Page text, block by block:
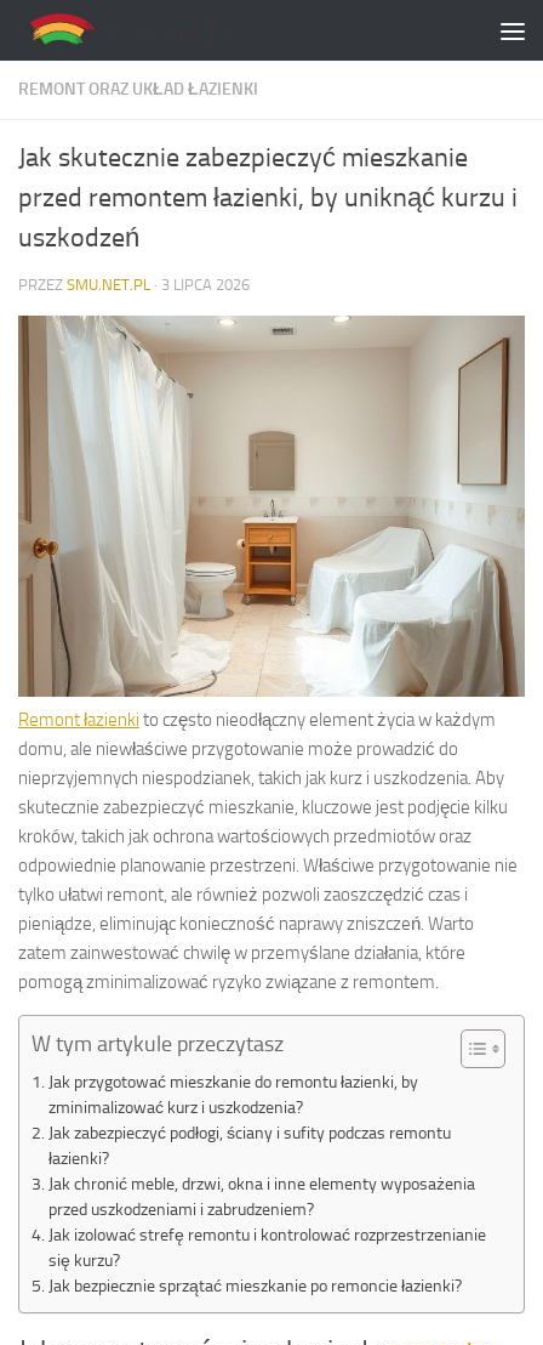
Skip to content
REMONT ORAZ UKŁAD ŁAZIENKI
Jak skutecznie zabezpieczyć mieszkanie
przed remontem łazienki, by uniknąć kurzu i
uszkodzeń
PRZEZ SMU.NET.PL · 3 LIPCA 2026
Remont łazienki to często nieodłączny element życia w każdym
domu, ale niewłaściwe przygotowanie może prowadzić do
nieprzyjemnych niespodzianek, takich jak kurz i uszkodzenia. Aby
skutecznie zabezpieczyć mieszkanie, kluczowe jest podjęcie kilku
kroków, takich jak ochrona wartościowych przedmiotów oraz
odpowiednie planowanie przestrzeni. Właściwe przygotowanie nie
tylko ułatwi remont, ale również pozwoli zaoszczędzić czas i
pieniądze, eliminując konieczność naprawy zniszczeń. Warto
zatem zainwestować chwilę w przemyślane działania, które
pomogą zminimalizować ryzyko związane z remontem.
W tym artykule przeczytasz
Jak przygotować mieszkanie do remontu łazienki, by
zminimalizować kurz i uszkodzenia?
Jak zabezpieczyć podłogi, ściany i sufity podczas remontu
łazienki?
Jak chronić meble, drzwi, okna i inne elementy wyposażenia
przed uszkodzeniami i zabrudzeniem?
Jak izolować strefę remontu i kontrolować rozprzestrzenianie
się kurzu?
Jak bezpiecznie sprzątać mieszkanie po remoncie łazienki?